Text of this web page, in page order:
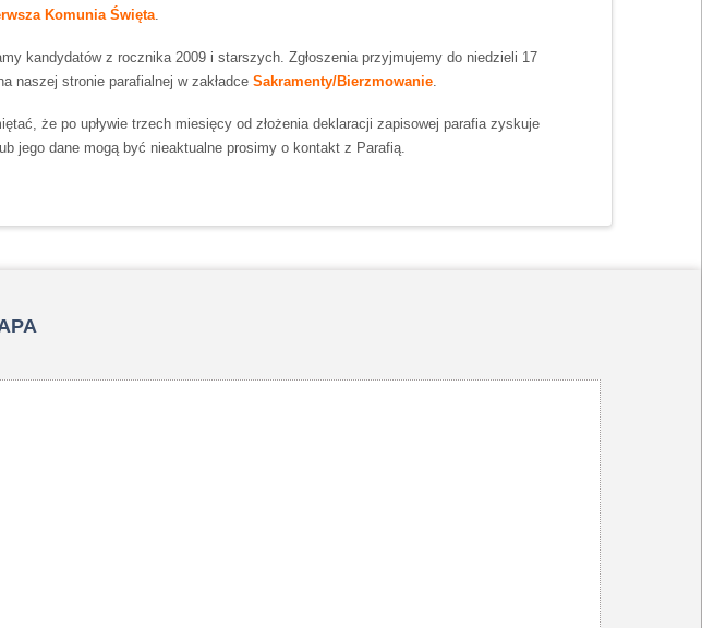
Komunia Święta.
kandydatów z rocznika 2009 i starszych. Zgłoszenia przyjmujemy do niedzieli 17
naszej stronie parafialnej w zakładce Sakramenty/Bierzmowanie.
że po upływie trzech miesięcy od złożenia deklaracji zapisowej parafia zyskuje
jego dane mogą być nieaktualne prosimy o kontakt z Parafią.